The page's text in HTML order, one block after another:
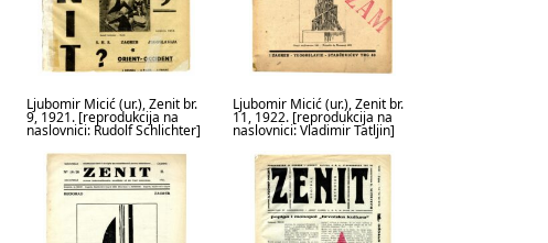
Ljubomir Micić (ur.), Zenit br.
9, 1921. [reprodukcija na
naslovnici: Rudolf Schlichter]
Ljubomir Micić (ur.), Zenit br.
11, 1922. [reprodukcija na
naslovnici: Vladimir Tatljin]